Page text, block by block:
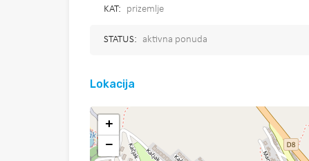
KAT: prizemlje
STATUS: aktivna ponuda
Lokacija
+
−